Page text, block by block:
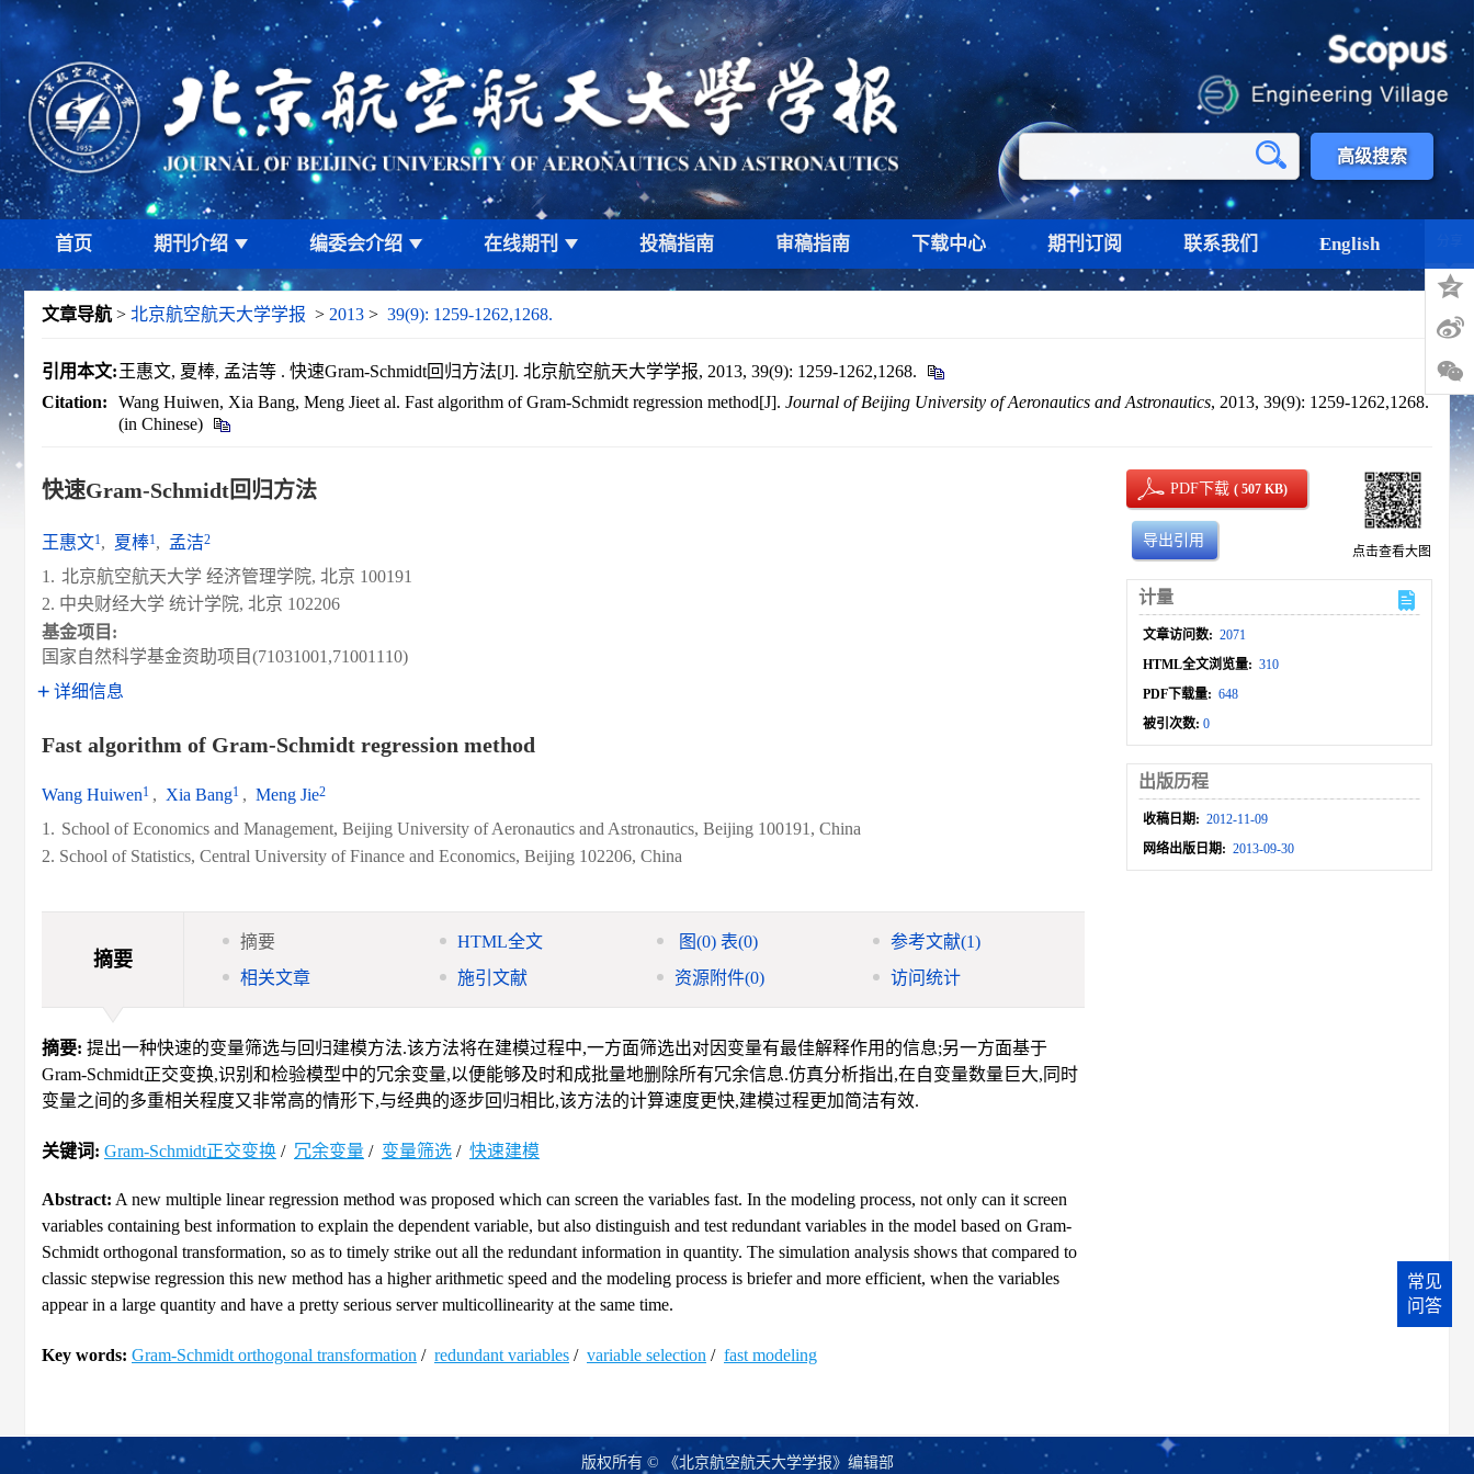
高级搜索
首页 期刊介绍 编委会介绍 在线期刊 投稿指南 审稿指南 下载中心 期刊订阅 联系我们 English
文章导航 > 北京航空航天大学学报 > 2013 > 39(9): 1259-1262,1268.
引用本文: 王惠文, 夏棒, 孟洁等 . 快速Gram-Schmidt回归方法[J]. 北京航空航天大学学报, 2013, 39(9): 1259-1262,1268.
Citation:
Wang Huiwen, Xia Bang, Meng Jieet al. Fast algorithm of Gram-Schmidt regression method[J]. Journal of Beijing University of Aeronautics and Astronautics, 2013, 39(9): 1259-1262,1268.
(in Chinese)
快速Gram-Schmidt回归方法
王惠文1, 夏棒1, 孟洁2
1. 北京航空航天大学 经济管理学院, 北京 100191
2. 中央财经大学 统计学院, 北京 102206
基金项目:
国家自然科学基金资助项目(71031001,71001110)
详细信息
Fast algorithm of Gram-Schmidt regression method
Wang Huiwen1 , Xia Bang1 , Meng Jie2
1. School of Economics and Management, Beijing University of Aeronautics and Astronautics, Beijing 100191, China
2. School of Statistics, Central University of Finance and Economics, Beijing 102206, China
摘要
摘要 HTML全文 图(0)表(0) 参考文献(1)
相关文章
施引文献 资源附件(0) 访问统计
摘要: 提出一种快速的变量筛选与回归建模方法.该方法将在建模过程中,一方面筛选出对因变量有最佳解释作用的信息;另一方面基于
Gram-Schmidt正交变换,识别和检验模型中的冗余变量,以便能够及时和成批量地删除所有冗余信息.仿真分析指出,在自变量数量巨大,同时
变量之间的多重相关程度又非常高的情形下,与经典的逐步回归相比,该方法的计算速度更快,建模过程更加简洁有效.
关键词: Gram-Schmidt正交变换 / 冗余变量 / 变量筛选 / 快速建模
Abstract: A new multiple linear regression method was proposed which can screen the variables fast. In the modeling process, not only can it screen
variables containing best information to explain the dependent variable, but also distinguish and test redundant variables in the model based on Gram-
Schmidt orthogonal transformation, so as to timely strike out all the redundant information in quantity. The simulation analysis shows that compared to
classic stepwise regression this new method has a higher arithmetic speed and the modeling process is briefer and more efficient, when the variables
appear in a large quantity and have a pretty serious server multicollinearity at the same time.
Key words: Gram-Schmidt orthogonal transformation / redundant variables / variable selection / fast modeling
PDF下载( 507 KB)
导出引用
点击查看大图
计量
文章访问数: 2071
HTML全文浏览量: 310
PDF下载量: 648
被引次数:0
出版历程
收稿日期: 2012-11-09
网络出版日期: 2013-09-30
常见
问答
版权所有 © 《北京航空航天大学学报》编辑部